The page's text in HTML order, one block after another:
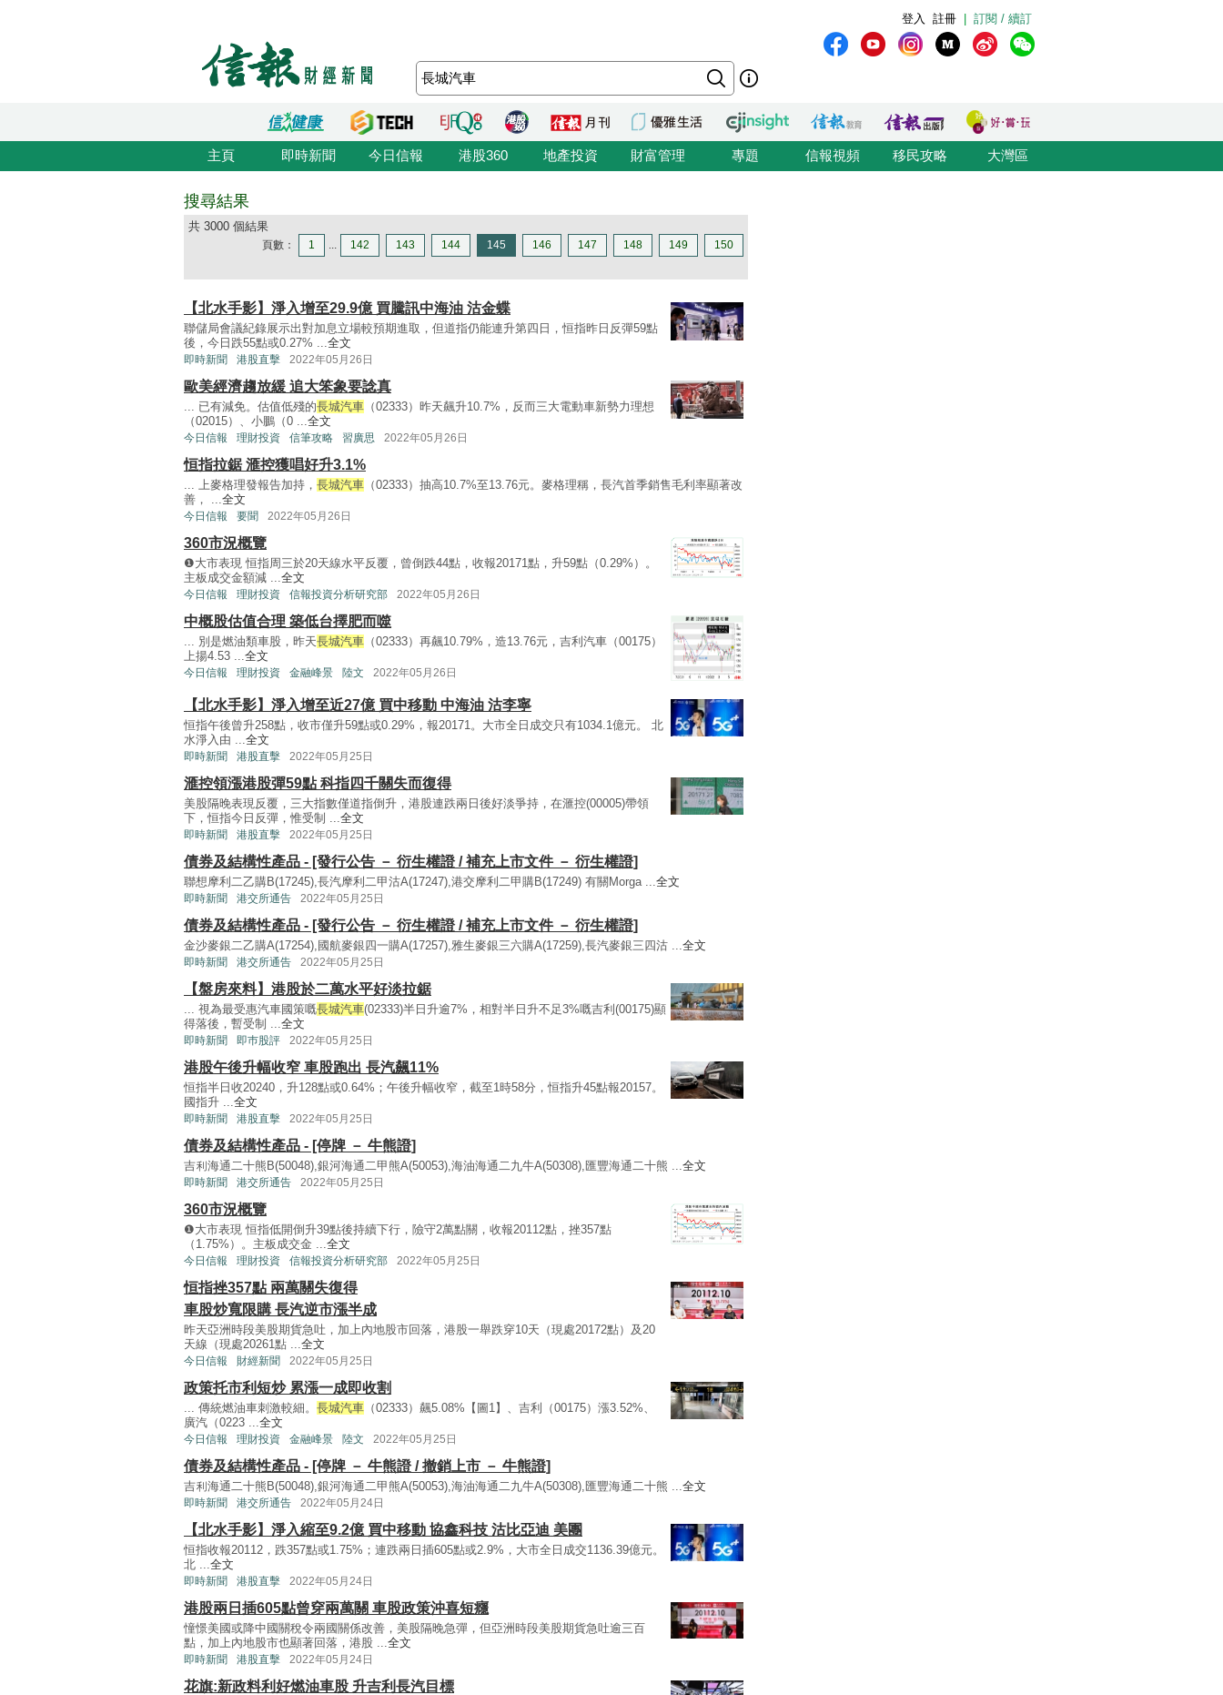
訂閱 / 續訂
註冊
登入
主頁 即時新聞 今日信報 港股360 地產投資 財富管理 專題 信報視頻 移民攻略 大灣區
搜尋結果
共 3000 個結果
頁數： 1 ... 142 143 144 145 146 147 148 149 150
【北水手影】淨入增至29.9億 買騰訊中海油 沽金蝶
聯儲局會議紀錄展示出對加息立場較預期進取，但道指仍能連升第四日，恒指昨日反彈59點
後，今日跌55點或0.27% ...全文
即時新聞 港股直擊 2022年05月26日
歐美經濟趨放緩 追大笨象要諗真
... 已有減免。估值低殘的長城汽車 （02333）昨天飆升10.7%，反而三大電動車新勢力理想
（02015）、小鵬（0 ...全文
今日信報 理財投資 信筆攻略 習廣思 2022年05月26日
恒指拉鋸 滙控獲唱好升3.1%
... 上麥格理發報告加持， 長城汽車 （02333）抽高10.7%至13.76元。麥格理稱，長汽首季銷售毛利率顯著改
善， ...全文
今日信報 要聞 2022年05月26日
360市況概覽
❶大市表現 恒指周三於20天線水平反覆，曾倒跌44點，收報20171點，升59點（0.29%）。
主板成交金額減 ...全文
今日信報 理財投資 信報投資分析研究部 2022年05月26日
中概股估值合理 築低台擇肥而噬
... 別是燃油類車股，昨天長城汽車 （02333）再飆10.79%，造13.76元，吉利汽車（00175）
上揚4.53 ...全文
今日信報 理財投資 金融峰景 陸文 2022年05月26日
【北水手影】淨入增至近27億 買中移動 中海油 沽李寧
恒指午後曾升258點，收市僅升59點或0.29%，報20171。大市全日成交只有1034.1億元。 北
水淨入由 ... 全文
即時新聞 港股直擊 2022年05月25日
滙控領漲港股彈59點 科指四千關失而復得
美股隔晚表現反覆，三大指數僅道指倒升，港股連跌兩日後好淡爭持，在滙控(00005)帶領
下，恒指今日反彈，惟受制 ... 全文
即時新聞 港股直擊 2022年05月25日
債券及結構性產品 - [發行公告 － 衍生權證 / 補充上市文件 － 衍生權證]
聯想摩利二乙購B(17245),長汽摩利二甲沽A(17247),港交摩利二甲購B(17249) 有關Morga ... 全文
即時新聞 港交所通告 2022年05月25日
債券及結構性產品 - [發行公告 － 衍生權證 / 補充上市文件 － 衍生權證]
金沙麥銀二乙購A(17254),國航麥銀四一購A(17257),雅生麥銀三六購A(17259),長汽麥銀三四沽 ... 全文
即時新聞 港交所通告 2022年05月25日
【盤房來料】港股於二萬水平好淡拉鋸
... 視為最受惠汽車國策嘅長城汽車(02333)半日升逾7%，相對半日升不足3%嘅吉利(00175)顯
得落後，暫受制 ... 全文
即時新聞 即巿股評 2022年05月25日
港股午後升幅收窄 車股跑出 長汽飆11%
恒指半日收20240，升128點或0.64%；午後升幅收窄，截至1時58分，恒指升45點報20157。
國指升 ... 全文
即時新聞 港股直擊 2022年05月25日
債券及結構性產品 - [停牌 － 牛熊證]
吉利海通二十熊B(50048),銀河海通二甲熊A(50053),海油海通二九牛A(50308),匯豐海通二十熊 ... 全文
即時新聞 港交所通告 2022年05月25日
360市況概覽
❶大市表現 恒指低開倒升39點後持續下行，險守2萬點關，收報20112點，挫357點
（1.75%）。主板成交金 ... 全文
今日信報 理財投資 信報投資分析研究部 2022年05月25日
恒指挫357點 兩萬關失復得
車股炒寬限購 長汽逆市漲半成
昨天亞洲時段美股期貨急吐，加上內地股市回落，港股一舉跌穿10天（現處20172點）及20
天線（現處20261點 ... 全文
今日信報 財經新聞 2022年05月25日
政策托市利短炒 累漲一成即收割
... 傳統燃油車刺激較細。 長城汽車 （02333）飆5.08%【圖1】、吉利（00175）漲3.52%、
廣汽（0223 ... 全文
今日信報 理財投資 金融峰景 陸文 2022年05月25日
債券及結構性產品 - [停牌 － 牛熊證 / 撤銷上市 － 牛熊證]
吉利海通二十熊B(50048),銀河海通二甲熊A(50053),海油海通二九牛A(50308),匯豐海通二十熊 ... 全文
即時新聞 港交所通告 2022年05月24日
【北水手影】淨入縮至9.2億 買中移動 協鑫科技 沽比亞迪 美團
恒指收報20112，跌357點或1.75%；連跌兩日插605點或2.9%，大市全日成交1136.39億元。
北 ... 全文
即時新聞 港股直擊 2022年05月24日
港股兩日插605點曾穿兩萬關 車股政策沖喜短癮
憧憬美國或降中國關稅令兩國關係改善，美股隔晚急彈，但亞洲時段美股期貨急吐逾三百
點，加上內地股市也顯著回落，港股 ... 全文
即時新聞 港股直擊 2022年05月24日
花旗:新政料利好燃油車股 升吉利長汽目標